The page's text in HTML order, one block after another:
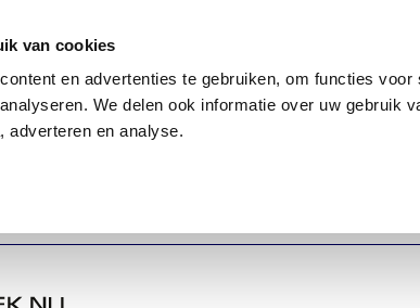
van cookies
en advertenties te gebruiken, om functies voor
We delen ook informatie over uw gebruik
adverteren en analyse.